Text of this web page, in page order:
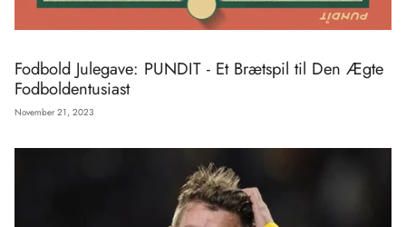
Fodbold Julegave: PUNDIT - Et Brætspil til Den Ægte
Fodboldentusiast
November 21, 2023